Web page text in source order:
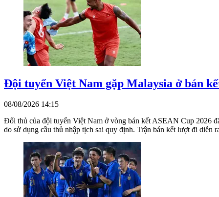
Đội tuyển Việt Nam gặp Malaysia ở bán
08/08/2026 14:15
Đối thủ của đội tuyển Việt Nam ở vòng bán kết ASEAN Cup 2026
do sử dụng cầu thủ nhập tịch sai quy định. Trận bán kết lượt đi